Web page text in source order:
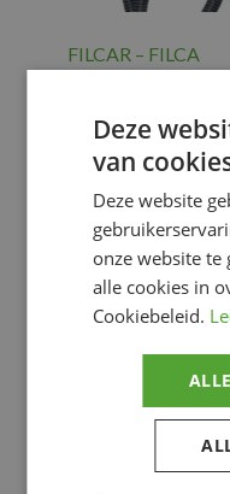
FILCAR – FILCA
EXTRACTOR
1,727.88
Gereedschap,
WS. EXH.
EXTR.
Voeg toe
Deze
van
Deze website
onze website
alle cookies in
Cookiebeleid.